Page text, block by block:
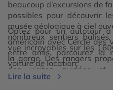
beaucoup d’excursions de
possibles pour découvrir
musée géologique à ciel
nombreux sentiers
vue incroyables sur les
la gorge. Des rangers
des visites guidées et
pleinement de votre
Optez pour un autotour
américain avec Cercle des
entre amis, parcourez la
voiture de location.
Lire la suite